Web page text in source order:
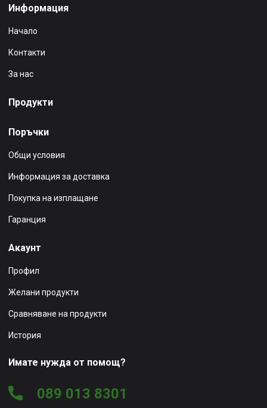
Информация
Начало
Контакти
За нас
Продукти
Поръчки
Общи условия
Информация за доставка
Покупка на изплащане
Гаранция
Акаунт
Профил
Желани продукти
Сравняване на продукти
История
Имате нужда от помощ?
089 013 8301